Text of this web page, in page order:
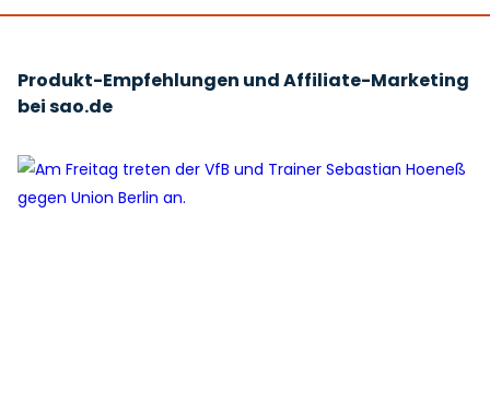
Produkt-Empfehlungen und Affiliate-Marketing
bei sao.de